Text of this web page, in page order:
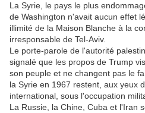
La Syrie, le pays le plus
de Washington n'avait aucun effet
illimité de la Maison Blanche à la
irresponsable de Tel-Aviv.
Le porte-parole de l'autorité
signalé que les propos de Trump
son peuple et ne changent pas le
la Syrie en 1967 restent, aux yeux
international, sous l'occupation
La Russie, la Chine, Cuba et l'Iran